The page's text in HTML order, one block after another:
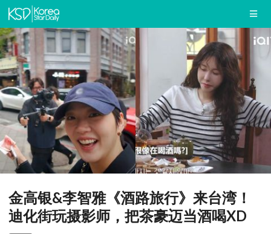
金高银&李智雅《酒路旅行》来台湾！
迪化街玩摄影师，把茶豪迈当酒喝XD